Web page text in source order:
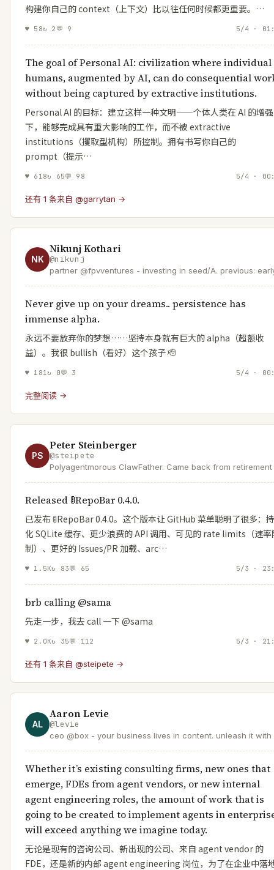
构建你自己的 context（上下文）比以往任何时候都更重要。…
♥ 58↻ 2 💬 9 5/4 ·
The goal of Personal AI: civilization where individual
humans, augmented by AI, can do consequential
without being captured by extractive institutions.
Personal AI 的目标：建立这样一种文明——个体人类在 AI 的增强
下，能够完成具有重大影响的工作，而不被 extractive
institutions（攫取型机构）所控制。拥有书写你自己的
prompt（提示…
♥ 618↻ 65💬 98 5/4 ·
还有 1 条来自 @garrytan →
NK
Nikunj Kothari
@nikunj
partner @fpvventures - investing in seed/A. previous:
Never give up on your dreams.. persistence has
immense alpha.
永远不要放弃你的梦想……坚持本身就有巨大的 alpha（超额收
益）。我很 bullish（看好）这个孩子 🫡
♥ 181↻ 0💬 3 5/4 ·
完整阅读 →
PS
Peter Steinberger
@steipete
Polyagentmorous ClawFather. Came back from retirement
Released 🚦RepoBar 0.4.0.
已发布 🚦RepoBar 0.4.0。这个版本让 GitHub 菜单聪明了很多：
化 SQLite 缓存、更少浪费的 API 调用、可见的 rate limits（速率
制）、更好的 Issues/PR 加载、arc…
♥ 1.5K↻ 83💬 65 5/3 ·
brb calling @sama
先走一步，我去 call 一下 @sama
♥ 2.0K↻ 35💬 112 5/3 ·
还有 1 条来自 @steipete →
AL
Aaron Levie
@levie
ceo @box - your business lives in content. unleash it with
Whether it’s existing consulting firms, new ones that
emerge, FDEs from agent vendors, or new internal
agent engineering roles, the amount of work that is
going to be created to implement agents in
will exceed anything we imagine today.
无论是现有的咨询公司、新出现的公司、来自 agent vendor 的
FDE，还是新的内部 agent engineering 岗位，为了在企业中落